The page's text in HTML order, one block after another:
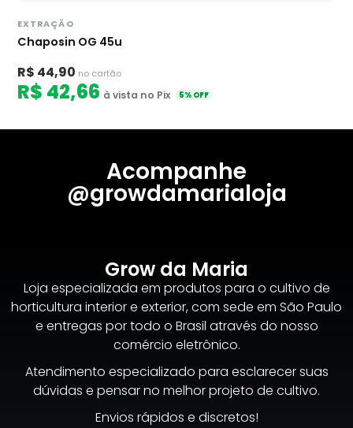
EXTRAÇÃO
Chaposin OG 45u
R$ 44,90 no cartão
R$ 42,66 à vista no Pix 5% OFF
Acompanhe
@growdamarialoja
Grow da Maria
Loja especializada em produtos para o cultivo de
horticultura interior e exterior, com sede em São Paulo
e entregas por todo o Brasil através do nosso
comércio eletrônico.
Atendimento especializado para esclarecer suas
dúvidas e pensar no melhor projeto de cultivo.
Envios rápidos e discretos!